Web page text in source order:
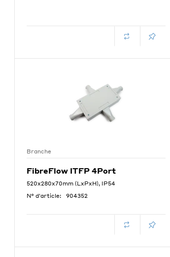
Branche
FibreFlow ITFP 4Port
520x280x70mm (LxPxH), IP54
N° d'article:
904352